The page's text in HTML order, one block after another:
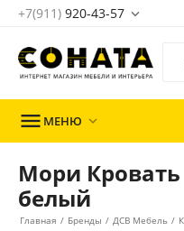
+7(911) 920-43-57 
 МЕНЮ 
Мори
белый
Главная / Бренды / ДСВ Мебель /